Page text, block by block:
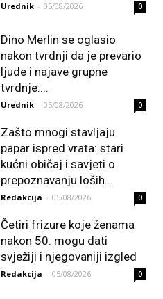
Urednik - 05/08/2026 0
Dino Merlin se oglasio
nakon tvrdnji da je prevario
ljude i najave grupne
tvrdnje:...
Urednik - 05/08/2026 0
Zašto mnogi stavljaju
papar ispred vrata: stari
kućni običaj i savjeti o
prepoznavanju loših...
Redakcija - 05/08/2026 0
Četiri frizure koje ženama
nakon 50. mogu dati
svježiji i njegovaniji izgled
Redakcija - 05/08/2026 0